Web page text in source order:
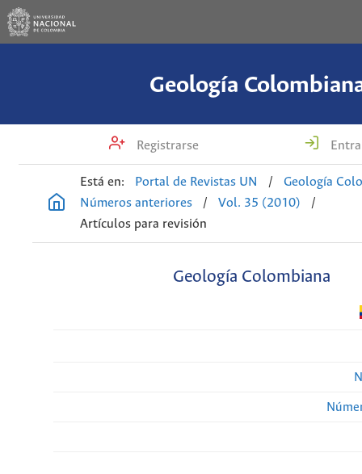
Geología
Registrarse
Está en: Portal de Revistas UN /
Geología
Números anteriores
/ Vol. 35 (2010)
/
Artículos para revisión
Geología Colombiana